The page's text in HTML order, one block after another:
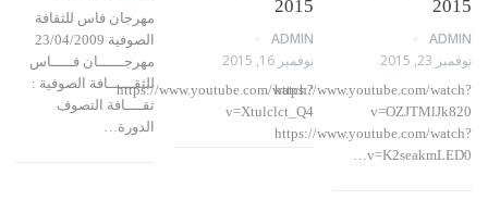
https://www.youtube.com/
https://www.youtube.com/
ADMIN
https://www.youtube.com/watch?
v=Xtulclct_Q4
مهرجان فاس للثقافة
الصوفية 23/04/2009
مهرجــــــان فـــــاس
للثقــــــافة الصوفية :
ثقــــافة التصوف
الدورة…